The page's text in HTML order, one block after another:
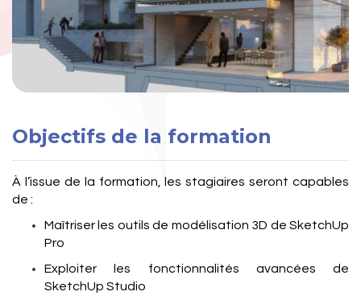
Objectifs de la formation
À l’issue de la formation, les stagiaires seront capables
de :
Maîtriser les outils de modélisation 3D de SketchUp
Pro
Exploiter les fonctionnalités avancées de
SketchUp Studio